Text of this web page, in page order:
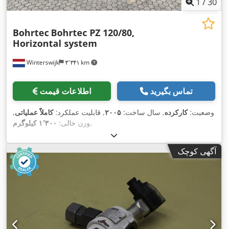
Winterswijk ۴٬۳۴۱ km
Bohrtec Bohrtec PZ 120/80,
Horizontal system
اطلاعات قیمت تماس بگیرید
وضعیت:کارکرده, سال ساخت: ۲۰۰۵, قابلیت عملکرد:کاملاً عملیاتی,
وزن خالی: ۱٬۳۰۰ کیلوگرم ,
آگهی کوچک